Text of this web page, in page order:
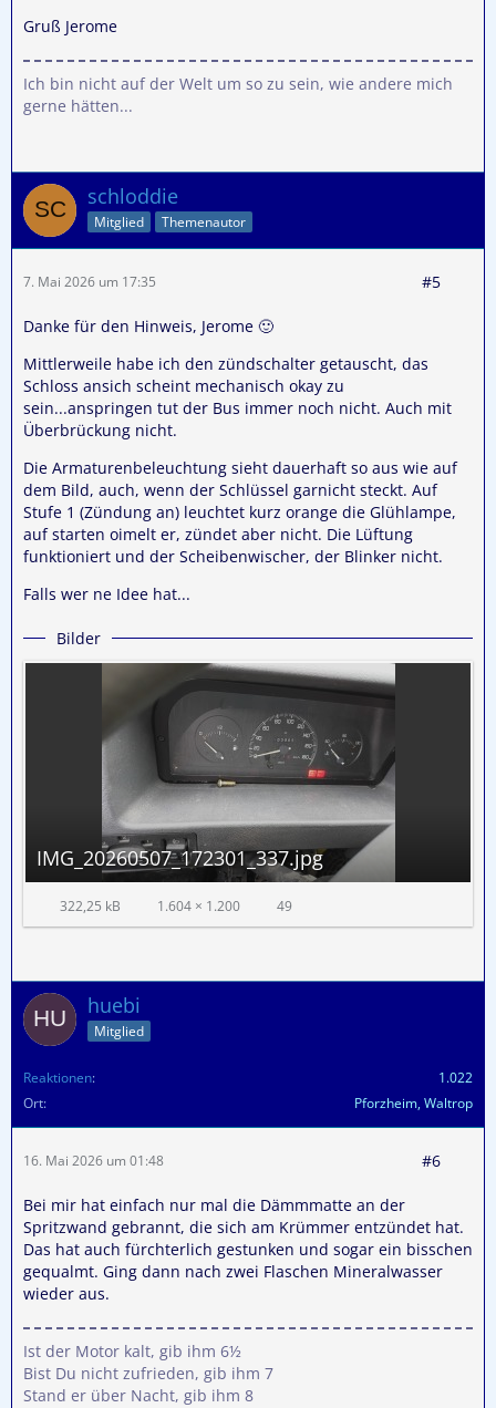
Gruß Jerome
Ich bin nicht auf der Welt um so zu sein, wie andere mich
gerne hätten...
schloddie
Mitglied Themenautor
7. Mai 2026 um 17:35 #5
Danke für den Hinweis, Jerome 🙂
Mittlerweile habe ich den zündschalter getauscht, das
Schloss ansich scheint mechanisch okay zu
sein...anspringen tut der Bus immer noch nicht. Auch mit
Überbrückung nicht.
Die Armaturenbeleuchtung sieht dauerhaft so aus wie auf
dem Bild, auch, wenn der Schlüssel garnicht steckt. Auf
Stufe 1 (Zündung an) leuchtet kurz orange die Glühlampe,
auf starten oimelt er, zündet aber nicht. Die Lüftung
funktioniert und der Scheibenwischer, der Blinker nicht.
Falls wer ne Idee hat...
Bilder
IMG_20260507_172301_337.jpg
322,25 kB 1.604 × 1.200 49
huebi
Mitglied
Reaktionen
1.022
Ort
Pforzheim, Waltrop
16. Mai 2026 um 01:48 #6
Bei mir hat einfach nur mal die Dämmmatte an der
Spritzwand gebrannt, die sich am Krümmer entzündet hat.
Das hat auch fürchterlich gestunken und sogar ein bisschen
gequalmt. Ging dann nach zwei Flaschen Mineralwasser
wieder aus.
Ist der Motor kalt, gib ihm 6½
Bist Du nicht zufrieden, gib ihm 7
Stand er über Nacht, gib ihm 8